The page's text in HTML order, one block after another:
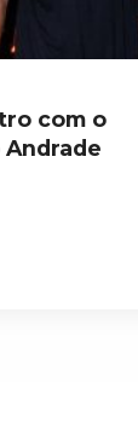
com o